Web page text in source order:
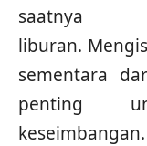
liburan.
sementara
penting
keseimbangan.